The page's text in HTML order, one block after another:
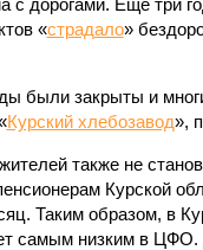
«страдало»
были закрыты и
Курский хлебозавод»,
также не
Курской
Таким образом, в
самым низким в ЦФО.